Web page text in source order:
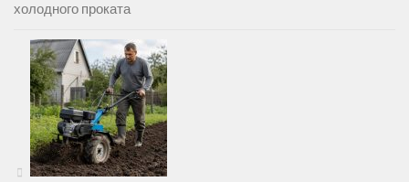
холодного проката